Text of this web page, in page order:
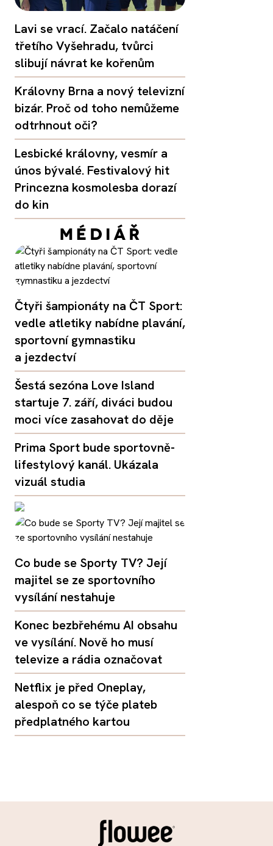
Lavi se vrací. Začalo natáčení
třetího Vyšehradu, tvůrci
slibují návrat ke kořenům
Královny Brna a nový televizní
bizár. Proč od toho nemůžeme
odtrhnout oči?
Lesbické královny, vesmír a
únos bývalé. Festivalový hit
Princezna kosmolesba dorazí
do kin
Čtyři šampionáty na ČT Sport:
vedle atletiky nabídne plavání,
sportovní gymnastiku
a jezdectví
Šestá sezóna Love Island
startuje 7. září, diváci budou
moci více zasahovat do děje
Prima Sport bude sportovně-
lifestylový kanál. Ukázala
vizuál studia
Co bude se Sporty TV? Její
majitel se ze sportovního
vysílání nestahuje
Konec bezbřehému AI obsahu
ve vysílání. Nově ho musí
televize a rádia označovat
Netflix je před Oneplay,
alespoň co se týče plateb
předplatného kartou